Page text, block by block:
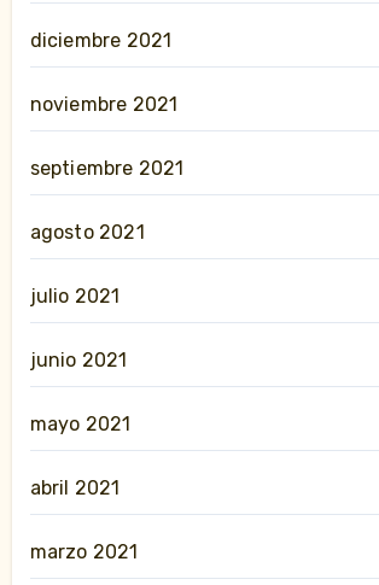
diciembre 2021
noviembre 2021
septiembre 2021
agosto 2021
julio 2021
junio 2021
mayo 2021
abril 2021
marzo 2021